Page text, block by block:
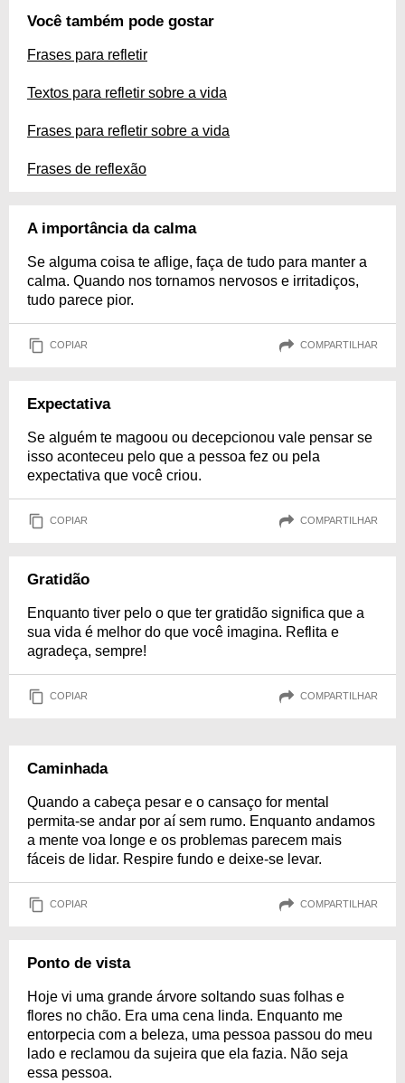
Você também pode gostar
Frases para refletir
Textos para refletir sobre a vida
Frases para refletir sobre a vida
Frases de reflexão
A importância da calma
Se alguma coisa te aflige, faça de tudo para manter a
calma. Quando nos tornamos nervosos e irritadiços,
tudo parece pior.
COPIAR COMPARTILHAR
Expectativa
Se alguém te magoou ou decepcionou vale pensar se
isso aconteceu pelo que a pessoa fez ou pela
expectativa que você criou.
COPIAR COMPARTILHAR
Gratidão
Enquanto tiver pelo o que ter gratidão significa que a
sua vida é melhor do que você imagina. Reflita e
agradeça, sempre!
COPIAR COMPARTILHAR
Caminhada
Quando a cabeça pesar e o cansaço for mental
permita-se andar por aí sem rumo. Enquanto andamos
a mente voa longe e os problemas parecem mais
fáceis de lidar. Respire fundo e deixe-se levar.
COPIAR COMPARTILHAR
Ponto de vista
Hoje vi uma grande árvore soltando suas folhas e
flores no chão. Era uma cena linda. Enquanto me
entorpecia com a beleza, uma pessoa passou do meu
lado e reclamou da sujeira que ela fazia. Não seja
essa pessoa.